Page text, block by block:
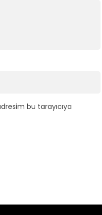
bu tarayıcıya